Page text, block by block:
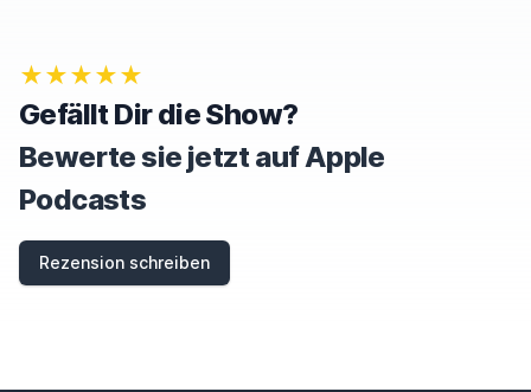
★★★★★
Gefällt Dir die Show?
Bewerte sie jetzt auf Apple
Podcasts
Rezension schreiben